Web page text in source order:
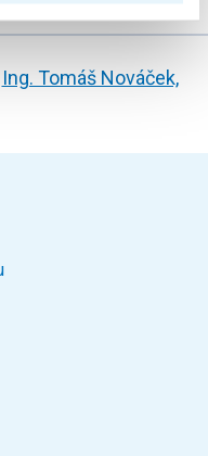
Ing. Tomáš Nováček,